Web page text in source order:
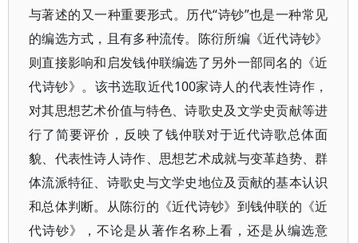
与著述的又一种重要形式。历代“诗钞”也是一种常见
的编选方式，且有多种流传。陈衍所编《近代诗钞》
则直接影响和启发钱仲联编选了另外一部同名的《近
代诗钞》。该书选取近代100家诗人的代表性诗作，
对其思想艺术价值与特色、诗歌史及文学史贡献等进
行了简要评价，反映了钱仲联对于近代诗歌总体面
貌、代表性诗人诗作、思想艺术成就与变革趋势、群
体流派特征、诗歌史与文学史地位及贡献的基本认识
和总体判断。从陈衍的《近代诗钞》到钱仲联的《近
代诗钞》，不论是从著作名称上看，还是从编选意